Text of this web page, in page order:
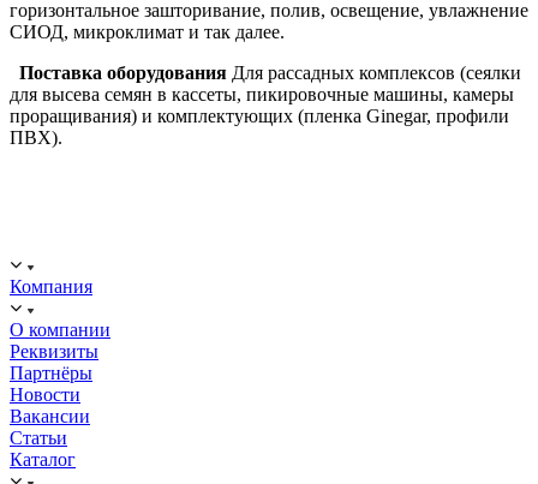
горизонтальное зашторивание, полив, освещение, увлажнение
СИОД, микроклимат и так далее.
Поставка оборудования Для рассадных комплексов (сеялки
для высева семян в кассеты, пикировочные машины, камеры
проращивания) и комплектующих (пленка Ginegar, профили
ПВХ).
Компания
О компании
Реквизиты
Партнёры
Новости
Вакансии
Статьи
Каталог